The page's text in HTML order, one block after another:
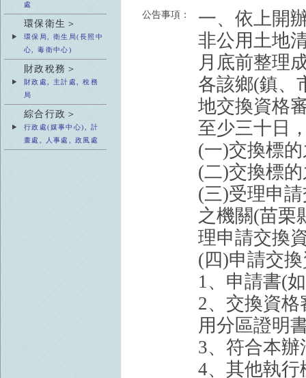
處
環保衛生＞
環保局, 衛生局(長照中
心, 毒衛中心)
財政稅務＞
財政處, 主計處, 稅務
局
綜合行政＞
行政處(媒事中心), 計
畫處, 人事處, 政風處
公告事項：
一、依上開
非公用土地
月底前整理
各該鄉(鎮、
地交換資格
至少三十日
(一)交換標
(二)交換標
(三)受理申
之機關(苗栗
理申請交換
(四)申請交
1、申請書(
2、交換資
用分區證明
3、符合本
4、其他執